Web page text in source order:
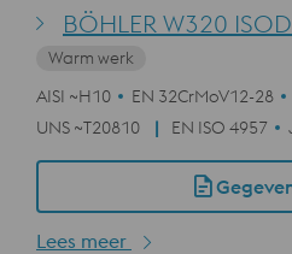
BÖHLER W320
Warm werk
AISI ~H10
EN 32CrMoV12-28
UNS ~T20810
EN ISO 4957
Lees meer